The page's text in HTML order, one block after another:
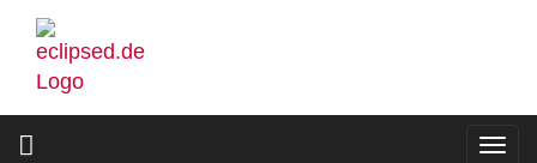
Direkt
zum
Inhalt